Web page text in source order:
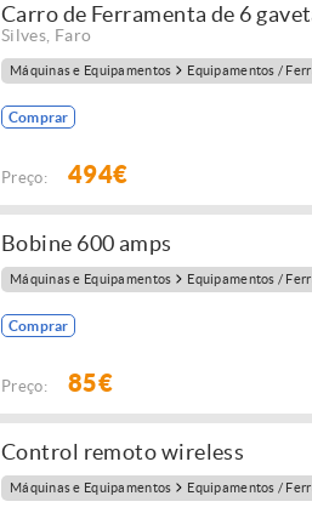
Carro de Ferramenta de 6
Silves Faro
Máquinas e Equipamentos Equipamentos /
Comprar
Preço: 494€
Bobine 600 amps
Máquinas e Equipamentos Equipamentos /
Comprar
Preço: 85€
Control remoto wireless
Máquinas e Equipamentos Equipamentos /